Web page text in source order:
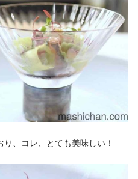
、コレ、とても美味しい！